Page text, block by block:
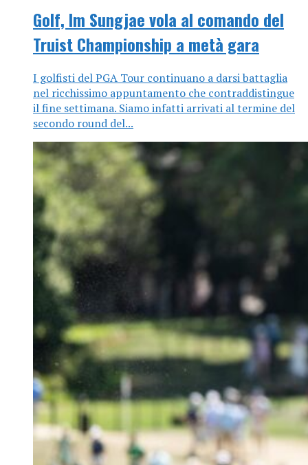
Golf, Im Sungjae vola al comando del
Truist Championship a metà gara
I golfisti del PGA Tour continuano a darsi battaglia
nel ricchissimo appuntamento che contraddistingue
il fine settimana. Siamo infatti arrivati al termine del
secondo round del...